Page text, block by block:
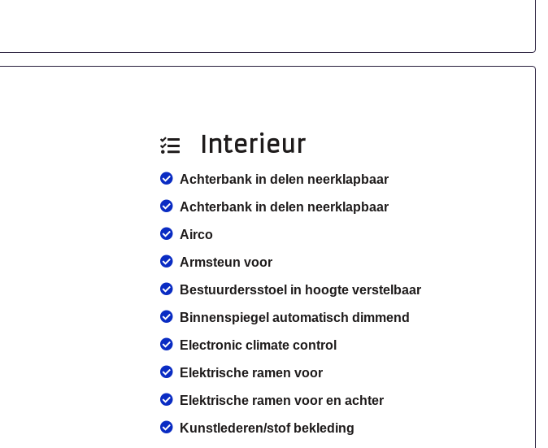
Interieur
Achterbank in delen neerklapbaar
Achterbank in delen neerklapbaar
Airco
Armsteun voor
Bestuurdersstoel in hoogte verstelbaar
Binnenspiegel automatisch dimmend
Electronic climate control
Elektrische ramen voor
Elektrische ramen voor en achter
Kunstlederen/stof bekleding